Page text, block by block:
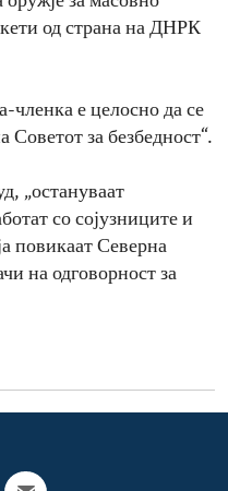
од страна на ДНРК
членка е целосно да се
за безбедност“.
„остануваат
со сојузниците и
повикаат Северна
на одговорност за